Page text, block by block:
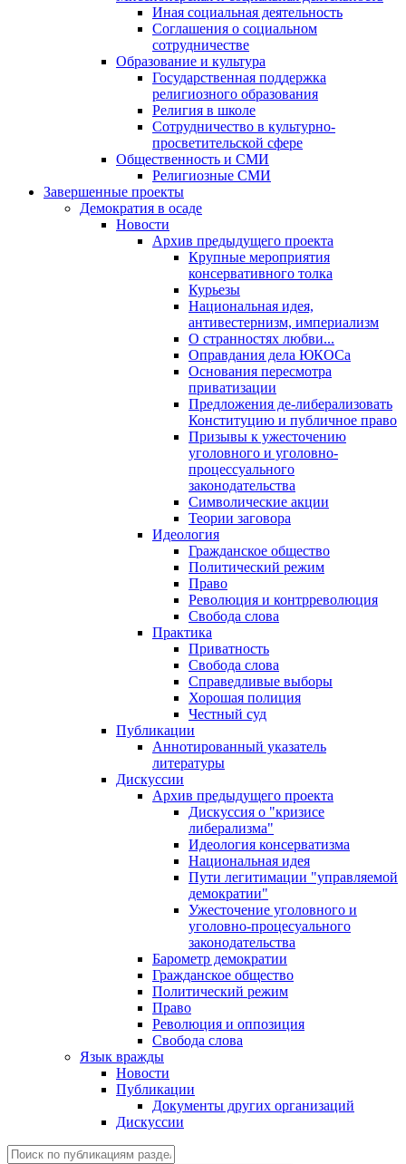
Иная социальная деятельность
Соглашения о социальном
сотрудничестве
Образование и культура
Государственная поддержка
религиозного образования
Религия в школе
Сотрудничество в культурно-
просветительской сфере
Общественность и СМИ
Религиозные СМИ
Завершенные проекты
Демократия в осаде
Новости
Архив предыдущего проекта
Крупные мероприятия
консервативного толка
Курьезы
Национальная идея,
антивестернизм, империализм
О странностях любви...
Оправдания дела ЮКОСа
Основания пересмотра
приватизации
Предложения де-либерализовать
Конституцию и публичное право
Призывы к ужесточению
уголовного и уголовно-
процессуального
законодательства
Символические акции
Теории заговора
Идеология
Гражданское общество
Политический режим
Право
Революция и контрреволюция
Свобода слова
Практика
Приватность
Свобода слова
Справедливые выборы
Хорошая полиция
Честный суд
Публикации
Аннотированный указатель
литературы
Дискуссии
Архив предыдущего проекта
Дискуссия о "кризисе
либерализма"
Идеология консерватизма
Национальная идея
Пути легитимации "управляемой
демократии"
Ужесточение уголовного и
уголовно-процесуального
законодательства
Барометр демократии
Гражданское общество
Политический режим
Право
Революция и оппозиция
Свобода слова
Язык вражды
Новости
Публикации
Документы других организаций
Дискуссии